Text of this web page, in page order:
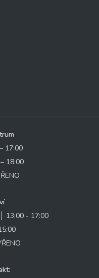
17:00
18:00
13:00 - 17:00